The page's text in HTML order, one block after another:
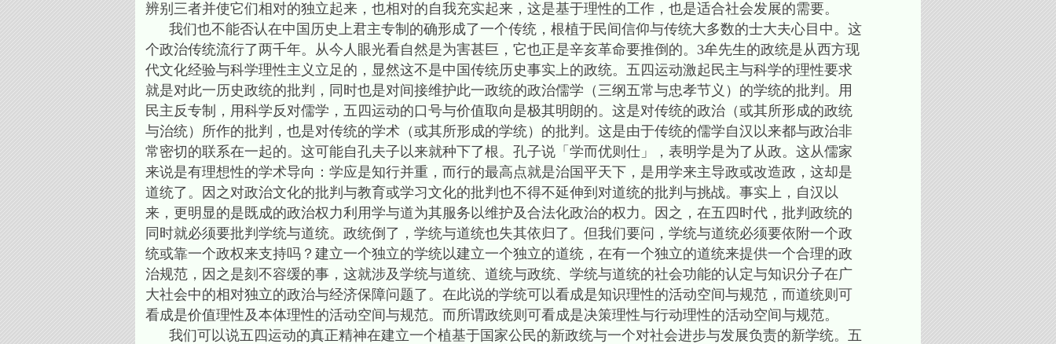
辨别三者并使它们相对的独立起来，也相对的自我充实起来，这是基于理性的工作，也是适合社会发展的需要。
我们也不能否认在中国历史上君主专制的确形成了一个传统，根植于民间信仰与传统大多数的士大夫心目中。这
个政治传统流行了两千年。从今人眼光看自然是为害甚巨，它也正是辛亥革命要推倒的。3牟先生的政统是从西方现
代文化经验与科学理性主义立足的，显然这不是中国传统历史事实上的政统。五四运动激起民主与科学的理性要求
就是对此一历史政统的批判，同时也是对间接维护此一政统的政治儒学（三纲五常与忠孝节义）的学统的批判。用
民主反专制，用科学反对儒学，五四运动的口号与价值取向是极其明朗的。这是对传统的政治（或其所形成的政统
与治统）所作的批判，也是对传统的学术（或其所形成的学统）的批判。这是由于传统的儒学自汉以来都与政治非
常密切的联系在一起的。这可能自孔夫子以来就种下了根。孔子说「学而优则仕」，表明学是为了从政。这从儒家
来说是有理想性的学术导向：学应是知行并重，而行的最高点就是治国平天下，是用学来主导政或改造政，这却是
道统了。因之对政治文化的批判与教育或学习文化的批判也不得不延伸到对道统的批判与挑战。事实上，自汉以
来，更明显的是既成的政治权力利用学与道为其服务以维护及合法化政治的权力。因之，在五四时代，批判政统的
同时就必须要批判学统与道统。政统倒了，学统与道统也失其依归了。但我们要问，学统与道统必须要依附一个政
统或靠一个政权来支持吗？建立一个独立的学统以建立一个独立的道统，在有一个独立的道统来提供一个合理的政
治规范，因之是刻不容缓的事，这就涉及学统与道统、道统与政统、学统与道统的社会功能的认定与知识分子在广
大社会中的相对独立的政治与经济保障问题了。在此说的学统可以看成是知识理性的活动空间与规范，而道统则可
看成是价值理性及本体理性的活动空间与规范。而所谓政统则可看成是决策理性与行动理性的活动空间与规范。
我们可以说五四运动的真正精神在建立一个植基于国家公民的新政统与一个对社会进步与发展负责的新学统。五